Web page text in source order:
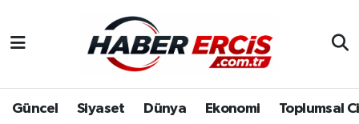
Güncel Siyaset Dünya Ekonomi Toplumsal